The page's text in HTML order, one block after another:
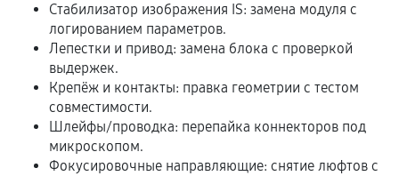
Расширенная гарантия
В некоторых случаях возможно оформление
расширенной гарантии. Стоимость, сроки и
условия продления согласовываются отдельно и
фиксируются в документах.
Стабилизатор изображения IS: замена модуля с
логированием параметров.
Лепестки и привод: замена блока с проверкой
выдержек.
Крепёж и контакты: правка геометрии с тестом
совместимости.
Шлейфы/проводка: перепайка коннекторов под
микроскопом.
Фокусировочные направляющие: снятие люфтов с